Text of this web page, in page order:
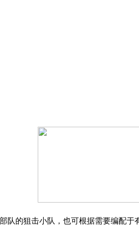
队的狙击小队，也可根据需要编配